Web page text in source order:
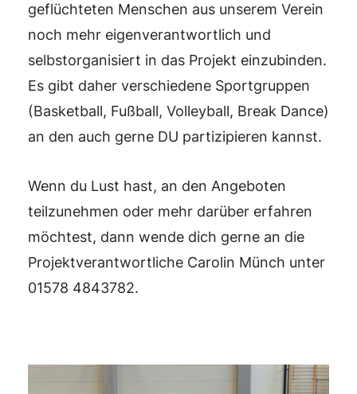
geflüchteten Menschen aus unserem Verein
noch mehr eigenverantwortlich und
selbstorganisiert in das Projekt einzubinden.
Es gibt daher verschiedene Sportgruppen
(Basketball, Fußball, Volleyball, Break Dance)
an den auch gerne DU partizipieren kannst.
Wenn du Lust hast, an den Angeboten
teilzunehmen oder mehr darüber erfahren
möchtest, dann wende dich gerne an die
Projektverantwortliche Carolin Münch unter
01578 4843782.